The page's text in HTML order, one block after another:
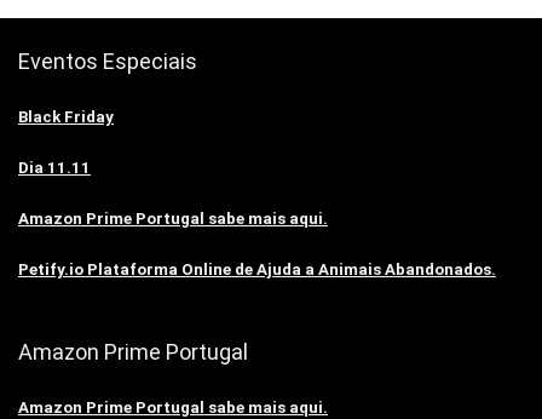
Eventos Especiais
Black Friday
Dia 11.11
Amazon Prime Portugal sabe mais aqui.
Petify.io Plataforma Online de Ajuda a Animais Abandonados.
Amazon Prime Portugal
Amazon Prime Portugal sabe mais aqui.